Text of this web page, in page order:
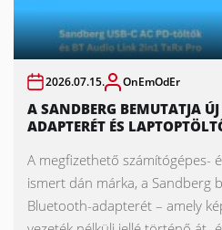
2026.07.15. OnEmOdEr
A SANDBERG BEMUTATJA
ADAPTERÉT ÉS
A megfizethető számítógépes-
ismert dán márka, a Sandberg
Bluetooth-adapterét – amely